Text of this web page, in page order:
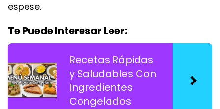
espese.
Te Puede Interesar Leer:
Recetas Rápidas
y Saludables Con
Ingredientes
Congelados